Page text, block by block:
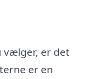
vælger, er det
er en